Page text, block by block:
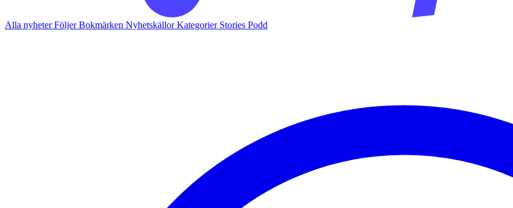
Alla nyheterFöljerBokmärken NyhetskällorKategorier Stories Podd